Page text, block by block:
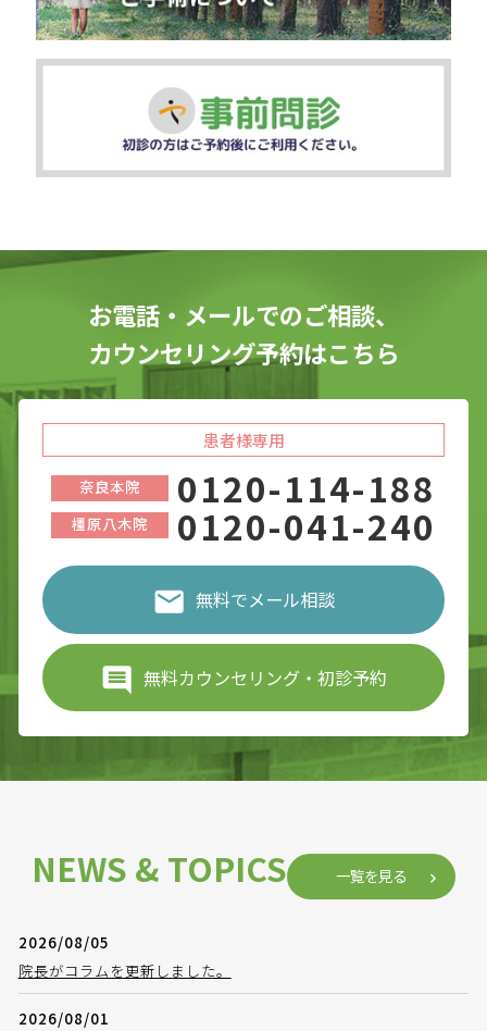
お電話・メールでのご相談、
カウンセリング予約はこちら
患者様専用
奈良本院 0120-114-188
橿原八木院 0120-041-240
無料でメール相談
無料カウンセリング・初診予約
NEWS & TOPICS 一覧を見る
2026/08/05
院長がコラムを更新しました。
2026/08/01